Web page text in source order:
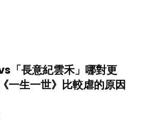
「長意紀雲禾」哪對更
一生一世》比較虐的原因